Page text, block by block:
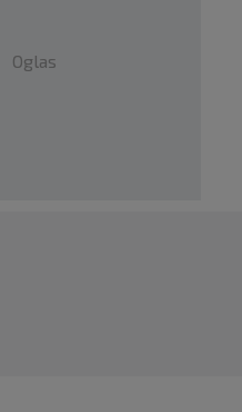
Oglas